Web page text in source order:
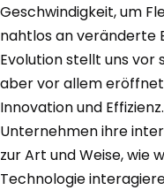
Geschwindigkeit, um
nahtlos an veränderte
Evolution stellt uns vor
aber vor allem
Innovation und
Unternehmen ihre
zur Art und Weise, wie
Technologie